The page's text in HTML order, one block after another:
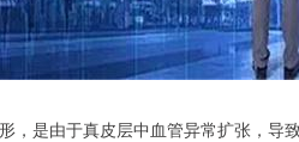
，是由于真皮层中血管异常扩张，导
200.89 1.42%